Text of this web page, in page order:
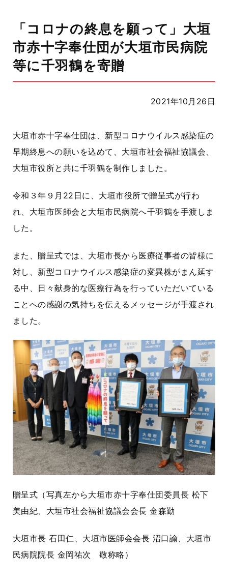
「コロナの終息を願って」大垣
市赤十字奉仕団が大垣市民病院
等に千羽鶴を寄贈
2021年10月26日
大垣市赤十字奉仕団は、新型コロナウイルス感染症の
早期終息への願いを込めて、大垣市社会福祉協議会、
大垣市役所と共に千羽鶴を制作しました。
令和３年９月 22 日に、大垣市役所で贈呈式が行わ
れ、大垣市医師会と大垣市民病院へ千羽鶴を手渡しま
した。
また、贈呈式では、大垣市長から医療従事者の皆様に
対し、新型コロナウイルス感染症の変異株がまん延す
る中、日々献身的な医療行為を行っていただいている
ことへの感謝の気持ちを伝えるメッセージが手渡され
ました。
贈呈式（写真左から大垣市赤十字奉仕団委員長 松下
美由紀、大垣市社会福祉協議会会長 金森勤
大垣市長 石田仁、大垣市医師会会長 沼口諭、大垣市
民病院院長 金岡祐次 敬称略）